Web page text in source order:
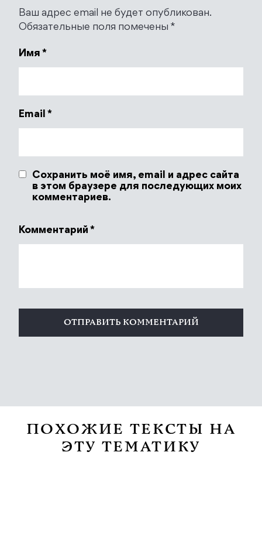
Ваш адрес email не будет опубликован.
Обязательные поля помечены *
Имя *
Email *
Сохранить моё имя, email и адрес сайта
в этом браузере для последующих моих
комментариев.
Комментарий *
ПОХОЖИЕ ТЕКСТЫ НА
ЭТУ ТЕМАТИКУ